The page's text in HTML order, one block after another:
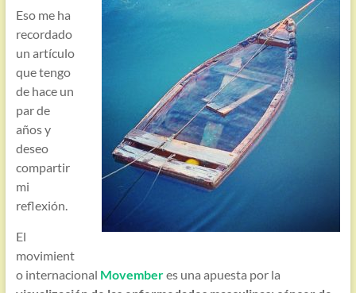
Eso me ha
recordado
un artículo
que tengo
de hace un
par de
años y
deseo
compartir
mi
reflexión.
El
movimient
o internacional Movemberes una apuesta por la